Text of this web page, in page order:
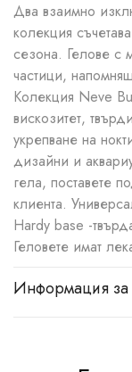
Два взаимно
колекция
сезона. Гелове с
частици,
Колекция Neve
вискозитет,
укрепване на
дизайни и
гела, поставете
клиента.
Hardy base -
Геловете имат
Информация за